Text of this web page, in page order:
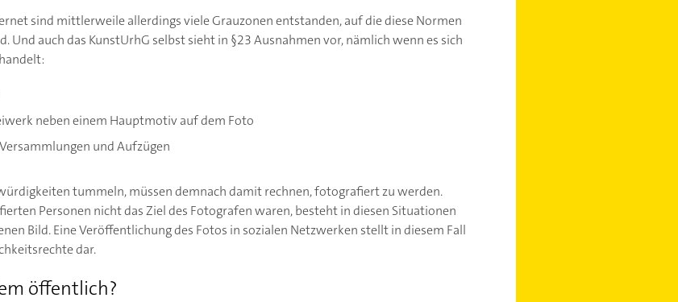
sind mittlerweile allerdings viele Grauzonen entstanden, auf die diese Normen
Und auch das KunstUrhG selbst sieht in §23 Ausnahmen vor, nämlich wenn es sich
neben einem Hauptmotiv auf dem Foto
und Aufzügen
tummeln, müssen demnach damit rechnen, fotografiert zu werden.
Personen nicht das Ziel des Fotografen waren, besteht in diesen Situationen
Bild. Eine Veröffentlichung des Fotos in sozialen Netzwerken stellt in diesem Fall
dar.
öffentlich?